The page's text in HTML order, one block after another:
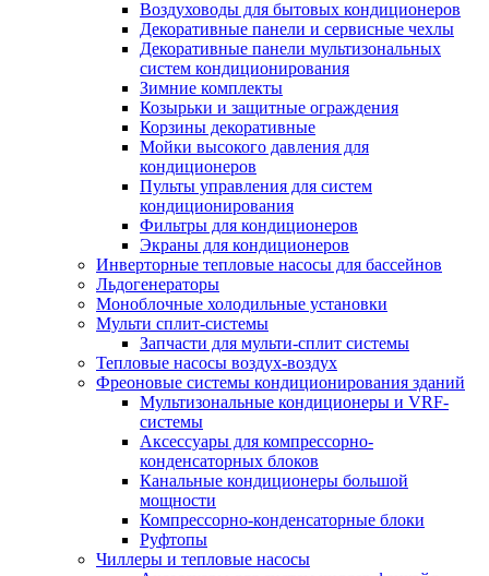
Воздуховоды для бытовых кондиционеров
Декоративные панели и сервисные чехлы
Декоративные панели мультизональных
систем кондиционирования
Зимние комплекты
Козырьки и защитные ограждения
Корзины декоративные
Мойки высокого давления для
кондиционеров
Пульты управления для систем
кондиционирования
Фильтры для кондиционеров
Экраны для кондиционеров
Инверторные тепловые насосы для бассейнов
Льдогенераторы
Моноблочные холодильные установки
Мульти сплит-системы
Запчасти для мульти-сплит системы
Тепловые насосы воздух-воздух
Фреоновые системы кондиционирования зданий
Мультизональные кондиционеры и VRF-
системы
Аксессуары для компрессорно-
конденсаторных блоков
Канальные кондиционеры большой
мощности
Компрессорно-конденсаторные блоки
Руфтопы
Чиллеры и тепловые насосы